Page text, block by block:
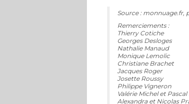
Source : monnuage.fr,
Remerciements :
Thierry Cotiche
Georges Desloges
Nathalie Manaud
Monique Lemolic
Christiane Brachet
Jacques Roger
Josette Roussy
Philippe Vigneron
Valérie Michel et Pascal
Alexandra et Nicolas